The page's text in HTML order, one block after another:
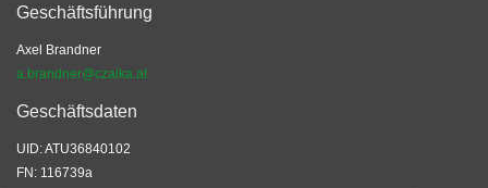
Geschäftsführung
Axel Brandner
a.brandner@czaika.at
Geschäftsdaten
UID: ATU36840102
FN: 116739a